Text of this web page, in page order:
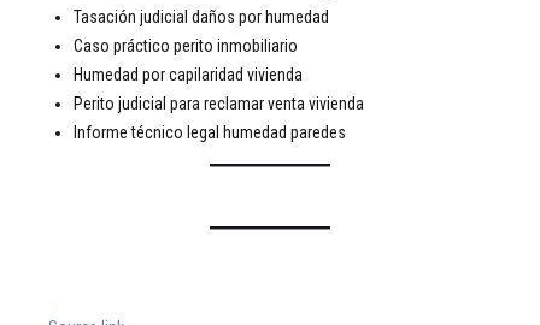
Tasación judicial daños por humedad
Caso práctico perito inmobiliario
Humedad por capilaridad vivienda
Perito judicial para reclamar venta vivienda
Informe técnico legal humedad paredes